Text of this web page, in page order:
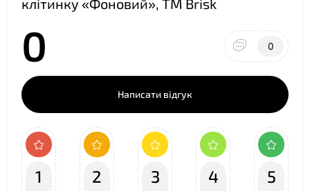
клітинку «Фоновий», ТМ Brisk
0 0
Написати відгук
1 2 3 4 5